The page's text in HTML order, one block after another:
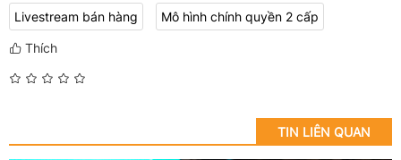
Livestream bán hàng Mô hình chính quyền 2 cấp
Thích
TIN LIÊN QUAN